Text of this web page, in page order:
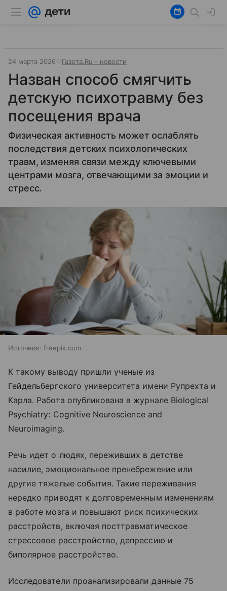
24 марта 2026 Газета.Ru - новости
Назван способ смягчить
детскую психотравму без
посещения врача
Физическая активность может ослаблять
последствия детских психологических
травм, изменяя связи между ключевыми
центрами мозга, отвечающими за эмоции и
стресс.
Источник: freepik.com
К такому выводу пришли ученые из
Гейдельбергского университета имени Рупрехта и
Карла. Работа опубликована в журнале Biological
Psychiatry: Cognitive Neuroscience and
Neuroimaging.
Речь идет о людях, переживших в детстве
насилие, эмоциональное пренебрежение или
другие тяжелые события. Такие переживания
нередко приводят к долговременным изменениям
в работе мозга и повышают риск психических
расстройств, включая посттравматическое
стрессовое расстройство, депрессию и
биполярное расстройство.
Исследователи проанализировали данные 75